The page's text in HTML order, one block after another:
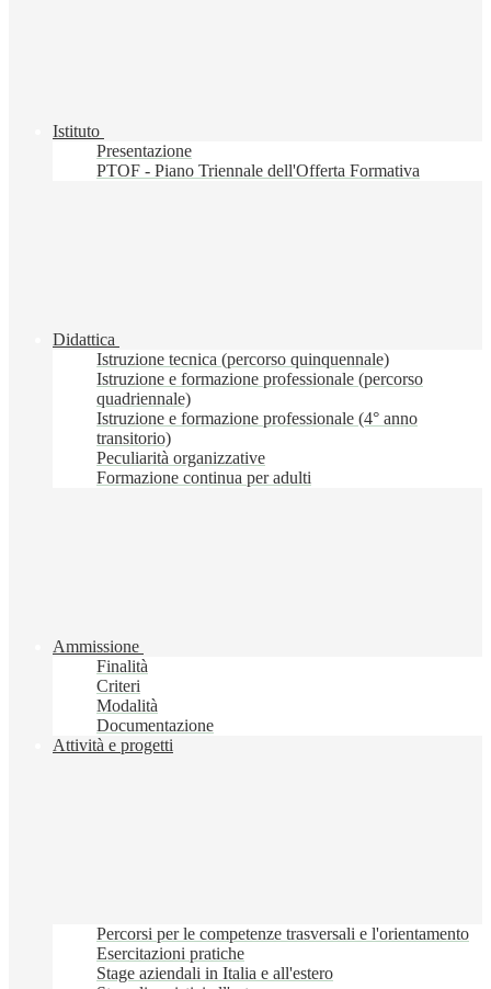
Istituto
Presentazione
PTOF - Piano Triennale dell'Offerta Formativa
Didattica
Istruzione tecnica (percorso quinquennale)
Istruzione e formazione professionale (percorso
quadriennale)
Istruzione e formazione professionale (4° anno
transitorio)
Peculiarità organizzative
Formazione continua per adulti
Ammissione
Finalità
Criteri
Modalità
Documentazione
Attività e progetti
Percorsi per le competenze trasversali e l'orientamento
Esercitazioni pratiche
Stage aziendali in Italia e all'estero